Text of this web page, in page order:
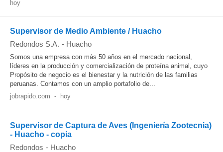
hoy
Supervisor de Medio Ambiente / Huacho
Redondos S.A. - Huacho
Somos una empresa con más 50 años en el mercado nacional,
líderes en la producción y comercialización de proteína animal, cuyo
Propósito de negocio es el bienestar y la nutrición de las familias
peruanas. Contamos con un amplio portafolio de...
jobrapido.com - hoy
Supervisor de Captura de Aves (Ingeniería Zootecnia)
- Huacho - copia
Redondos - Huacho